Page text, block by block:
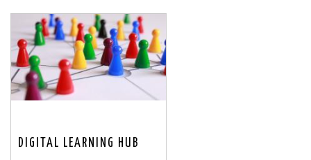
DIGITAL LEARNING HUB